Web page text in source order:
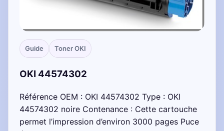
Guide Toner OKI
OKI 44574302
Référence OEM : OKI 44574302 Type : OKI
44574302 noire Contenance : Cette cartouche
permet l’impression d’environ 3000 pages Puce